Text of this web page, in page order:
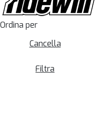
Ordina per
Cancella
Filtra